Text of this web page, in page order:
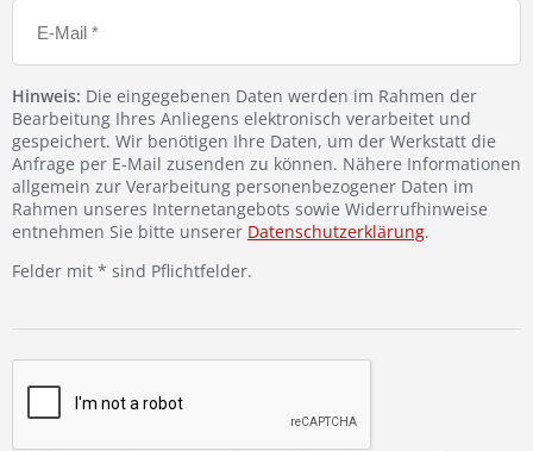
Hinweis: Die eingegebenen Daten werden im Rahmen der
Bearbeitung Ihres Anliegens elektronisch verarbeitet und
gespeichert. Wir benötigen Ihre Daten, um der Werkstatt die
Anfrage per E-Mail zusenden zu können. Nähere Informationen
allgemein zur Verarbeitung personenbezogener Daten im
Rahmen unseres Internetangebots sowie Widerrufhinweise
entnehmen Sie bitte unserer Datenschutzerklärung.
Felder mit * sind Pflichtfelder.